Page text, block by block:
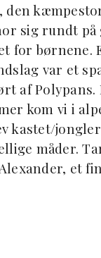
den
sig rundt
for børnene.
var et
af Polypans.
kom vi i
kastet/
måder.
et